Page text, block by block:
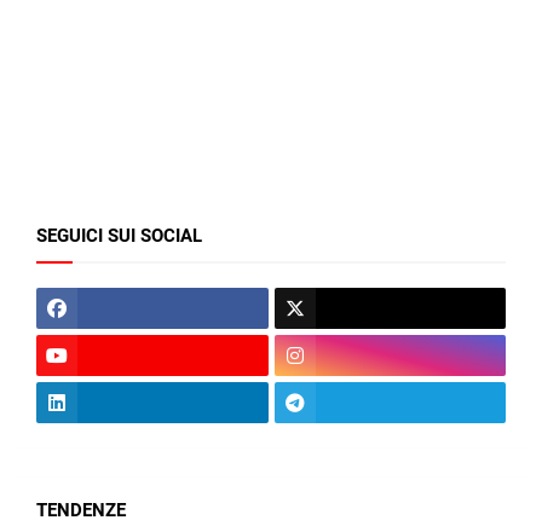
SEGUICI SUI SOCIAL
TENDENZE